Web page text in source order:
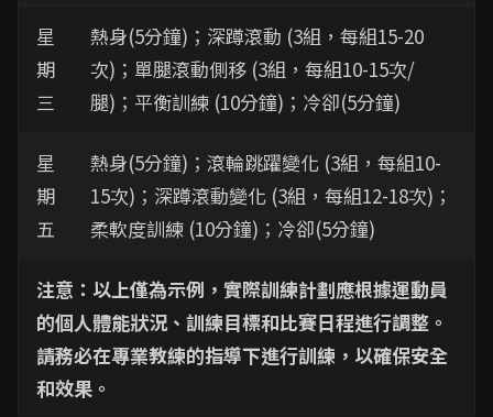
星
期
三
熱身(5分鐘)；深蹲滾動 (3組，每組15-20
次)；單腿滾動側移 (3組，每組10-15次/
腿)；平衡訓練 (10分鐘)；冷卻(5分鐘)
星
期
五
熱身(5分鐘)；滾輪跳躍變化 (3組，每組10-
15次)；深蹲滾動變化 (3組，每組12-18次)；
柔軟度訓練 (10分鐘)；冷卻(5分鐘)
注意：以上僅為示例，實際訓練計劃應根據運動員
的個人體能狀況、訓練目標和比賽日程進行調整。
請務必在專業教練的指導下進行訓練，以確保安全
和效果。